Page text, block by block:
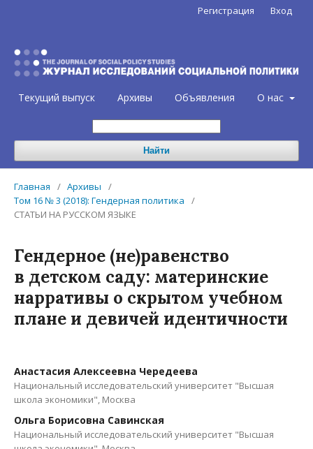
Текущий выпуск Архивы Объявления О нас
Найти
Регистрация Вход
Главная / Архивы
/
Том 16 № 3 (2018): Гендерная политика
/
СТАТЬИ НА РУССКОМ ЯЗЫКЕ
Гендерное (не)равенство
в детском саду: материнские
нарративы о скрытом учебном
плане и девичей идентичности
Анастасия Алексеевна Чередеева
Национальный исследовательский университет "Высшая
школа экономики", Москва
Ольга Борисовна Савинская
Национальный исследовательский университет "Высшая